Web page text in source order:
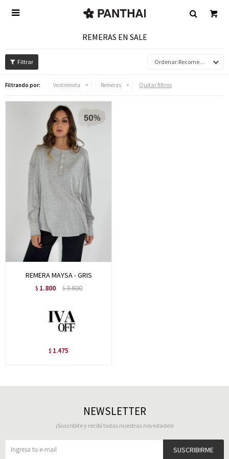

REMERAS EN SALE
Recomendados
Filtrando por: Vestimenta Remeras Quitar filtros
REMERA MAYSA - GRIS
$ 1.800 $3.600
$ 1.475
NEWSLETTER
¡Suscribite y recibí todas nuestras novedades!
SUSCRIBIRME